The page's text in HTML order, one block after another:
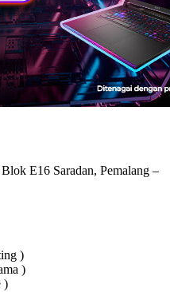
E16 Saradan, Pemalang –
)
)
)